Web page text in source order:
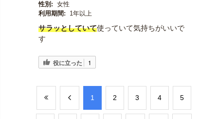
性別: 女性
利用期間:
1年以上
サラッとしていて使っていて気持ちがいいで
す
役に立った 1
​1 ​2 ​3 ​4 ​5